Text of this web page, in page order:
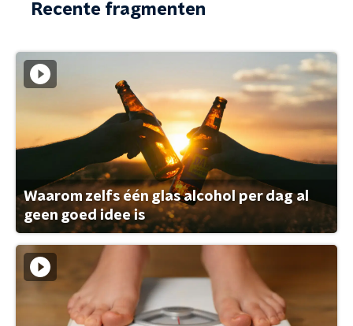
Recente fragmenten
Waarom zelfs één glas alcohol per dag al
geen goed idee is